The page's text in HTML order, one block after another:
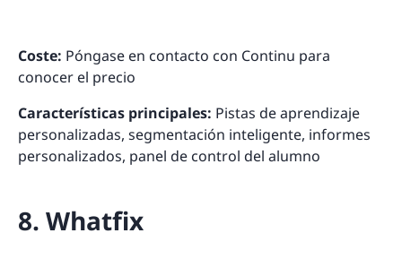
Coste: Póngase en contacto con Continu para
conocer el precio
Características principales: Pistas de aprendizaje
personalizadas, segmentación inteligente, informes
personalizados, panel de control del alumno
8. Whatfix